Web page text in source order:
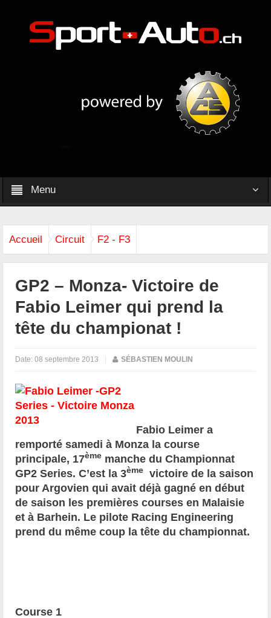
Menu
Accueil Circuit F2 - F3
GP2 – Monza- Victoire de
Fabio Leimer qui prend la
tête du championat !
Date:08 septembre 2013 | SÉBASTIEN MOULIN
Fabio Leimer a
remporté samedi à Monza la course
principale, 17ème manche du Championnat
GP2 Series. C’est la 3ème
victoire de la saison
pour Argovien qui avait déjà gagné en début
de saison les premières courses en Malaisie
et à Barhein. Le pilote Racing Engineering
prend du même coup la tête du championnat.
Course 1